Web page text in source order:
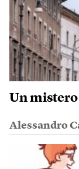
Un
Alessandro